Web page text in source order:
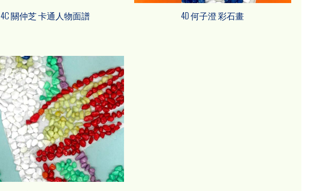
4C 關仲芝 卡通人物面譜 4D 何子澄 彩石畫